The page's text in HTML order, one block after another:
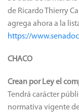
de Ricardo Thierry
agrega ahora a la
https://
CHACO
Crean por Ley el
Tendrá carácter
normativa vigente